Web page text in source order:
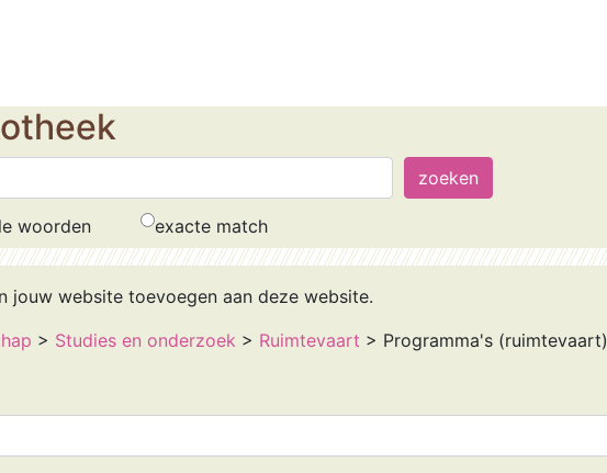
woorden exacte match
jouw website toevoegen aan deze website.
> Studies en onderzoek > Ruimtevaart > Programma's (ruimtevaart)